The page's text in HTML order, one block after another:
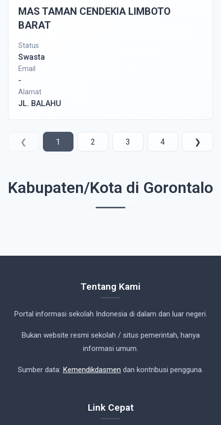
MAS TAMAN CENDEKIA LIMBOTO
BARAT
Status
Swasta
Email
-
Alamat
JL. BALAHU
❮ 1 2 3 4 ❯
Kabupaten/Kota di Gorontalo
Tentang Kami
Portal informasi sekolah Indonesia di dalam dan luar negeri.
Bukan website resmi sekolah / situs pemerintah, hanya
informasi umum.
Sumber data: Kemendikdasmen dan kontribusi pengguna.
Link Cepat